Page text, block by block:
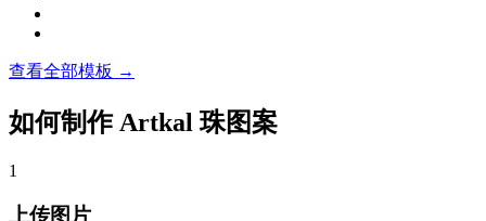
查看全部模板 →
如何制作 Artkal 珠图案
1
上传图片